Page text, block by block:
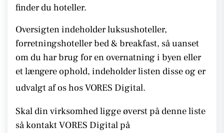
finder du hoteller.
Oversigten indeholder luksushoteller,
forretningshoteller bed & breakfast, så uanset
om du har brug for en overnatning i byen eller
et længere ophold, indeholder listen disseog er
udvalgt af os hos VORES Digital.
Skal din virksomhed ligge øverst på denne liste
så kontaktVORES Digital på